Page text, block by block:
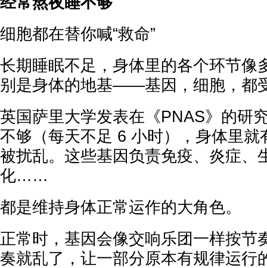
细胞都在替你喊“救命”
长期睡眠不足，身体里的各个环节像
别是身体的地基——基因，细胞，都
英国萨里大学发表在《PNAS》的研
不够（每天不足 6 小时），身体里就
被扰乱。这些基因负责免疫、炎症、
化……
都是维持身体正常运作的大角色。
正常时，基因会像交响乐团一样按节
奏就乱了，让一部分原本有规律运行